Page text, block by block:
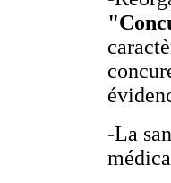
-La